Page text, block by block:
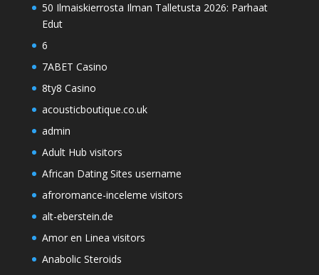
50 Ilmaiskierrosta Ilman Talletusta 2026: Parhaat
Edut
6
7ABET Casino
8ty8 Casino
acousticboutique.co.uk
admin
Adult Hub visitors
African Dating Sites username
afroromance-inceleme visitors
alt-eberstein.de
Amor en Linea visitors
Anabolic Steroids